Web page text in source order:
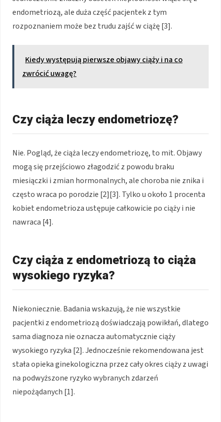
endometriozą, ale duża część pacjentek z tym
rozpoznaniem może bez trudu zajść w ciążę [3].
Kiedy występują pierwsze objawy ciąży i na co
zwrócić uwagę?
Czy ciąża leczy endometriozę?
Nie. Pogląd, że ciąża leczy endometriozę, to mit. Objawy
mogą się przejściowo złagodzić z powodu braku
miesiączki i zmian hormonalnych, ale choroba nie znika i
często wraca po porodzie [2][3]. Tylko u około 1 procenta
kobiet endometrioza ustępuje całkowicie po ciąży i nie
nawraca [4].
Czy ciąża z endometriozą to ciąża
wysokiego ryzyka?
Niekoniecznie. Badania wskazują, że nie wszystkie
pacjentki z endometriozą doświadczają powikłań, dlatego
sama diagnoza nie oznacza automatycznie ciąży
wysokiego ryzyka [2]. Jednocześnie rekomendowana jest
stała opieka ginekologiczna przez cały okres ciąży z uwagi
na podwyższone ryzyko wybranych zdarzeń
niepożądanych [1].